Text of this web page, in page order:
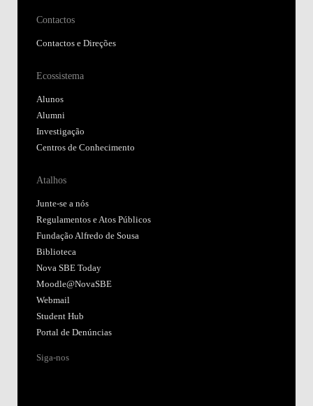
Contactos
Contactos e Direções
Ecossistema
Alunos
Alumni
Investigação
Centros de Conhecimento
Atalhos
Junte-se a nós
Regulamentos e Atos Públicos
Fundação Alfredo de Sousa
Biblioteca
Nova SBE Today
Moodle@NovaSBE
Webmail
Student Hub
Portal de Denúncias
Siga-nos